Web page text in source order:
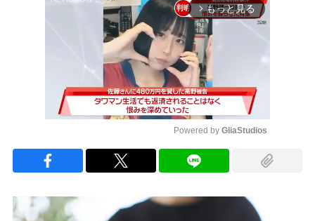
arrow_forward_ios もっと見る
Powered by GliaStudios